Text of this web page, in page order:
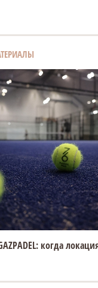
когда